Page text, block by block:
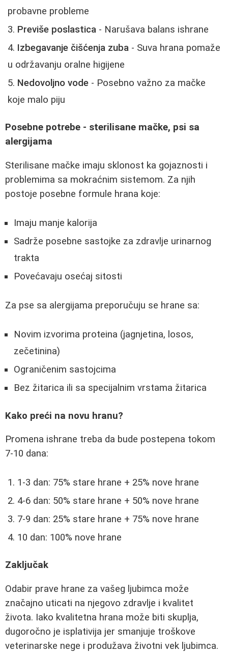
probavne probleme
Previše poslastica - Narušava balans ishrane
Izbegavanje čišćenja zuba - Suva hrana pomaže
u održavanju oralne higijene
Nedovoljno vode - Posebno važno za mačke
koje malo piju
Posebne potrebe - sterilisane mačke, psi sa
alergijama
Sterilisane mačke imaju sklonost ka gojaznosti i
problemima sa mokraćnim sistemom. Za njih
postoje posebne formule hrana koje:
Imaju manje kalorija
Sadrže posebne sastojke za zdravlje urinarnog
trakta
Povećavaju osećaj sitosti
Za pse sa alergijama preporučuju se hrane sa:
Novim izvorima proteina (jagnjetina, losos,
zečetinina)
Ograničenim sastojcima
Bez žitarica ili sa specijalnim vrstama žitarica
Kako preći na novu hranu?
Promena ishrane treba da bude postepena tokom
7-10 dana:
1-3 dan: 75% stare hrane + 25% nove hrane
4-6 dan: 50% stare hrane + 50% nove hrane
7-9 dan: 25% stare hrane + 75% nove hrane
10 dan: 100% nove hrane
Zaključak
Odabir prave hrane za vašeg ljubimca može
značajno uticati na njegovo zdravlje i kvalitet
života. Iako kvalitetna hrana može biti skuplja,
dugoročno je isplativija jer smanjuje troškove
veterinarske nege i produžava životni vek ljubimca.